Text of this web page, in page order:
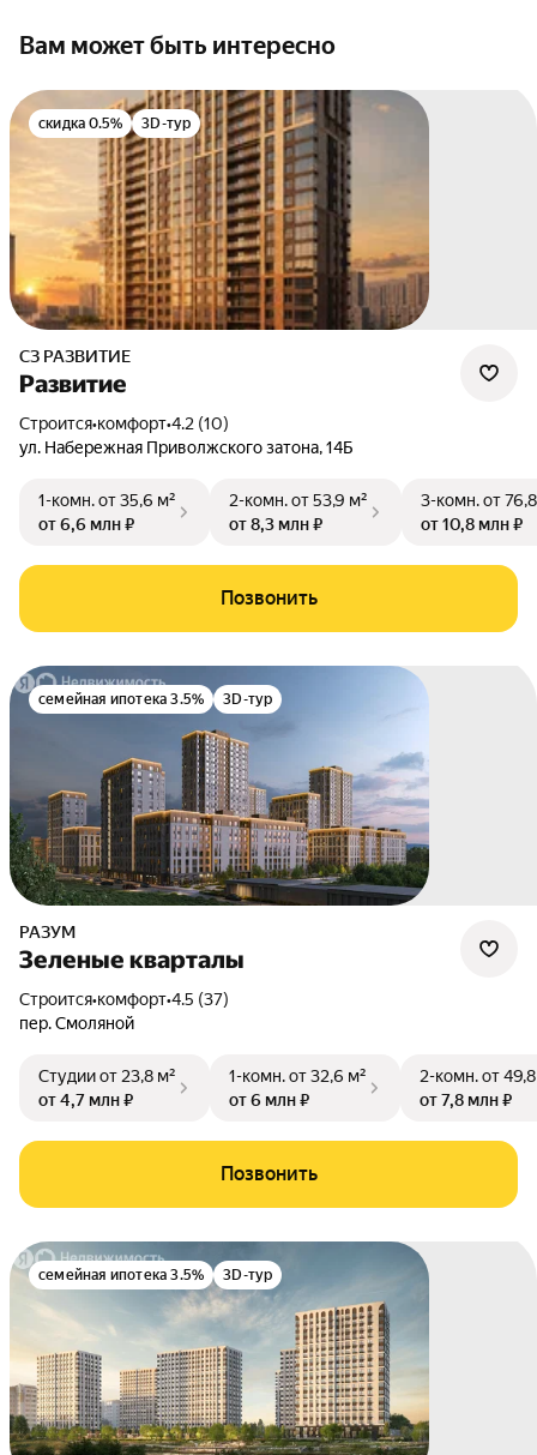
Вам может быть интересно
скидка 0.5% 3D-тур
СЗ РАЗВИТИЕ
Развитие
Строится•комфорт•4.2 (10)
ул. Набережная Приволжского затона,14Б
1-комн.от 35,6 м²
от 6,6 млн ₽
2-комн.от 53,9 м²
от 8,3 млн ₽
3-комн.от
от 10,8 млн ₽
Позвонить
семейная ипотека 3.5% 3D-тур
РАЗУМ
Зеленые кварталы
Строится•комфорт•4.5 (37)
пер. Смоляной
Студииот 23,8 м²
от 4,7 млн ₽
1-комн.от 32,6 м²
от 6 млн ₽
2-комн.от
от 7,8 млн ₽
Позвонить
семейная ипотека 3.5% 3D-тур